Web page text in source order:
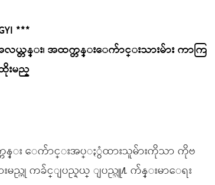
***
တန္း၊ အထက္တန္းေက်ာင္းသားမ်ား ကာကြ
းမည္
း ေက်ာင္းအပ္ႏွံထားသူမ်ားကိုသာ ကိုဗ
းမည္ဟု ကခ်င္ျပည္နယ္ ျပည္သူ႔ က်န္းမာေရး